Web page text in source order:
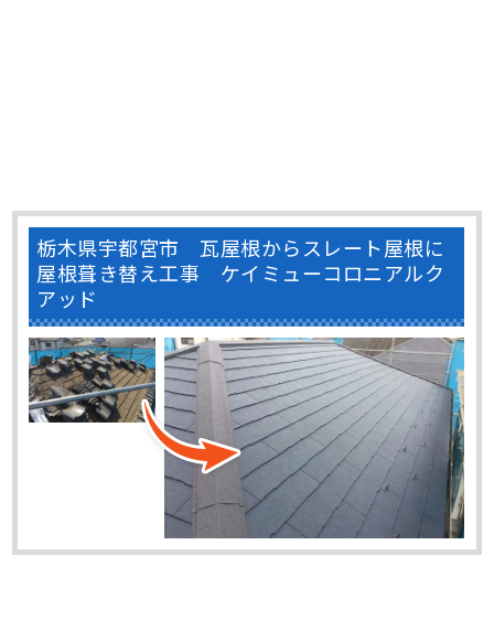
栃木県宇都宮市 瓦屋根からスレート屋根に
屋根葺き替え工事 ケイミューコロニアルク
アッド